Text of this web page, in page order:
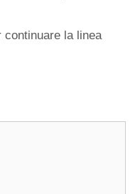
continuare la linea